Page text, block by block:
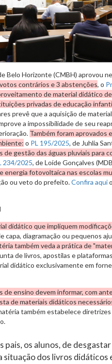
Belo Horizonte (CMBH) aprovou
contrários e 3 abstenções, o
de material didático
privadas de educação
prevê que a aquisição de
a impossibilidade de seu
Também foram aprovados
o PL 195/2025, de Juhlia
de gestão das águas pluviais para
234/2025, de Loíde Gonçalves
energia fotovoltaica nas escolas
ou veto do prefeito.Confira aqui
didático que impliquem
capa, diagramação ou pequenos
também veda a prática de
de livros, apostilas e
didático exclusivamente em
de ensino devem informar, com
de materiais didáticos
também estabelece
pais, os alunos, de
situação dos livros didáticos